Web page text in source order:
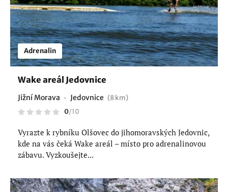
Adrenalin
Wake areál Jedovnice
Jižní Morava Jedovnice (8 km)
0/10
Vyrazte k rybníku Olšovec do jihomoravských Jedovnic,
kde na vás čeká Wake areál – místo pro adrenalinovou
zábavu. Vyzkoušejte...